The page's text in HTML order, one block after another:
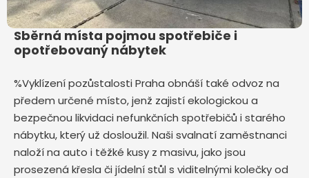
Sběrná místa pojmou spotřebiče i
opotřebovaný nábytek
%Vyklízení pozůstalosti Praha obnáší také odvoz na
předem určené místo, jenž zajistí ekologickou a
bezpečnou likvidaci nefunkčních spotřebičů i starého
nábytku, který už dosloužil. Naši svalnatí zaměstnanci
naloží na auto i těžké kusy z masivu, jako jsou
prosezená křesla či jídelní stůl s viditelnými kolečky od